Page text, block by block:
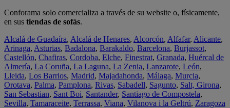
Conforama solo comercializa a través de su website o, físicamente,
en sus tiendas de sofás.
Alcalá de Guadaíra, Alcalá de Henares, Alcorcón, Alfafar, Alicante,
Arinaga, Asturias, Badalona, Barakaldo, Barcelona, Burjassot,
Castellón, Chafiras, Cordoba, Elche, Finestrat, Granada, Huércal de
Almería, La Coruña, La Laguna, La Zenia, Lanzarote, León,
Lleida, Los Barrios, Madrid, Majadahonda, Málaga, Murcia,
Orotava, Palma, Pamplona, Rivas, Sabadell, Sagunto, Salt, Girona,
San Sebastian, Sant Boi, Santander, Santiago de Compostela,
Sevilla, Tamaraceite, Terrassa, Viana, Vilanova i la Geltrú, Zaragoza